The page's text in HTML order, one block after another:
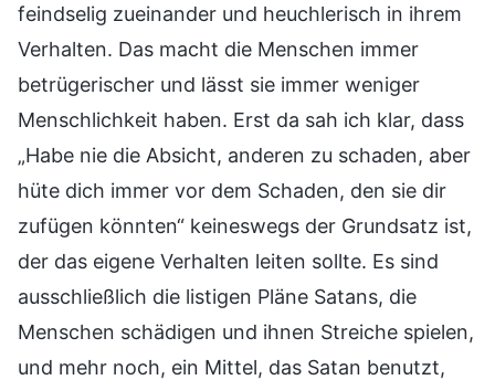
feindselig zueinander und heuchlerisch in ihrem
Verhalten. Das macht die Menschen immer
betrügerischer und lässt sie immer weniger
Menschlichkeit haben. Erst da sah ich klar, dass
„Habe nie die Absicht, anderen zu schaden, aber
hüte dich immer vor dem Schaden, den sie dir
zufügen könnten“ keineswegs der Grundsatz ist,
der das eigene Verhalten leiten sollte. Es sind
ausschließlich die listigen Pläne Satans, die
Menschen schädigen und ihnen Streiche spielen,
und mehr noch, ein Mittel, das Satan benutzt,